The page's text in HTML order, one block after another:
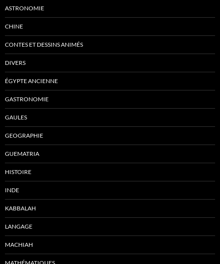
ASTRONOMIE
CHINE
CONTES ET DESSINS ANIMÉS
DIVERS
ÉGYPTE ANCIENNE
GASTRONOMIE
GAULES
GEOGRAPHIE
GUEMATRIA
HISTOIRE
INDE
KABBALAH
LANGAGE
MACHIAH